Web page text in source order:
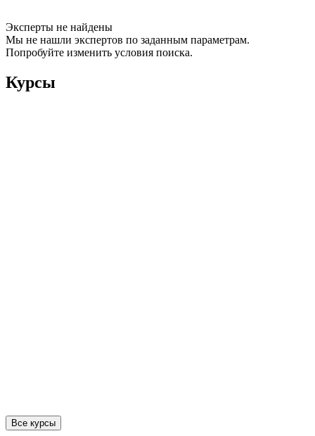
Эксперты не найдены
Мы не нашли экспертов по заданным параметрам.
Попробуйте изменить условия поиска.
Курсы
Все курсы